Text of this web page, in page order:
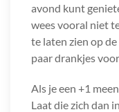
avond kunt
wees vooral niet
te laten zien op
paar drankjes
Als je een +1
Laat die zich dan